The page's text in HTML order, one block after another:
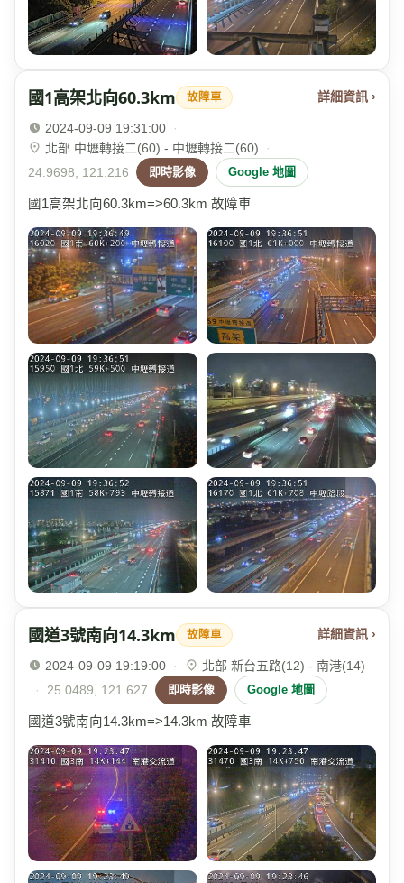
國1高架北向60.3km 故障車 詳細資訊 ›
2024-09-09 19:31:00
·
北部 中壢轉接二(60) - 中壢轉接二(60)
·
24.9698, 121.216
即時影像 Google 地圖
國1高架北向60.3km=>60.3km 故障車
國道3號南向14.3km 故障車 詳細資訊 ›
2024-09-09 19:19:00 ·
北部 新台五路(12) - 南港(14)
·
25.0489, 121.627 即時影像 Google 地圖
國道3號南向14.3km=>14.3km 故障車